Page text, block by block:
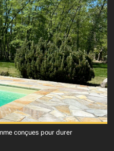
conçues pour durer